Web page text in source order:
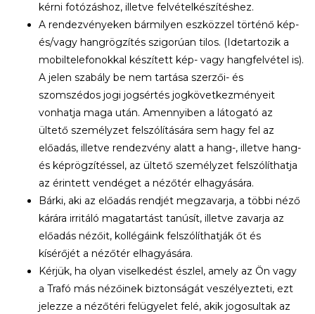
kérni fotózáshoz, illetve felvételkészítéshez.
A rendezvényeken bármilyen eszközzel történő kép-
és/vagy hangrögzítés szigorúan tilos. (Idetartozik a
mobiltelefonokkal készített kép- vagy hangfelvétel is).
A jelen szabály be nem tartása szerzői- és
szomszédos jogi jogsértés jogkövetkezményeit
vonhatja maga után. Amennyiben a látogató az
ültető személyzet felszólítására sem hagy fel az
előadás, illetve rendezvény alatt a hang-, illetve hang-
és képrögzítéssel, az ültető személyzet felszólíthatja
az érintett vendéget a nézőtér elhagyására.
Bárki, aki az előadás rendjét megzavarja, a többi néző
kárára irritáló magatartást tanúsít, illetve zavarja az
előadás nézőit, kollégáink felszólíthatják őt és
kísérőjét a nézőtér elhagyására.
Kérjük, ha olyan viselkedést észlel, amely az Ön vagy
a Trafó más nézőinek biztonságát veszélyezteti, ezt
jelezze a nézőtéri felügyelet felé, akik jogosultak az